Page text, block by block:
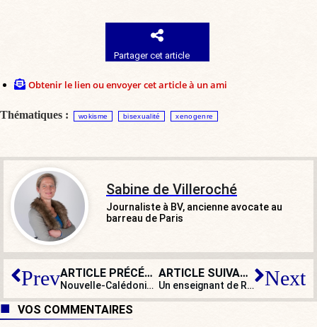
Partager cet article
Obtenir le lien ou envoyer cet article à un ami
Thématiques : wokisme bisexualité xenogenre
Sabine de Villeroché
Journaliste à BV, ancienne avocate au
barreau de Paris
Prev ARTICLE PRÉCÉDENT
Nouvelle-Calédonie : ingérences étrangères, tout le monde savait… sauf le gouvernement !
ARTICLE SUIVANT
Un enseignant de Reconquête arrêté devant ses élèves pour avoir collé des affiches Next
VOS COMMENTAIRES